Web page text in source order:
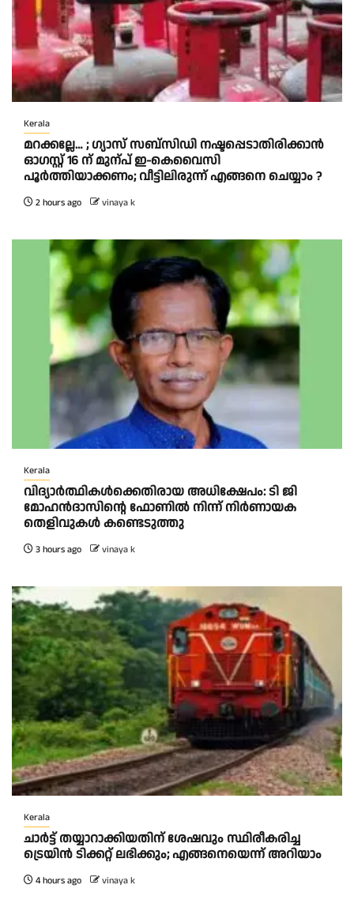
Kerala
മറക്കല്ലേ… ; ഗ്യാസ് സബ്സിഡി നഷ്ടപ്പെടാതിരിക്കാൻ
ഓഗസ്റ്റ് 16 ന് മുന്പ് ഇ-കെവൈസി
പൂർത്തിയാക്കണം; വീട്ടിലിരുന്ന് എങ്ങനെ ചെയ്യാം ?
2 hours ago vinaya k
Kerala
വിദ്യാര്‍ത്ഥികള്‍ക്കെതിരായ അധിക്ഷേപം: ടി ജി
മോഹന്‍ദാസിന്റെ ഫോണില്‍ നിന്ന് നിര്‍ണായക
തെളിവുകള്‍ കണ്ടെടുത്തു
3 hours ago vinaya k
Kerala
ചാര്‍ട്ട് തയ്യാറാക്കിയതിന് ശേഷവും സ്ഥിരീകരിച്ച
ട്രെയിന്‍ ടിക്കറ്റ് ലഭിക്കും; എങ്ങനെയെന്ന് അറിയാം
4 hours ago vinaya k